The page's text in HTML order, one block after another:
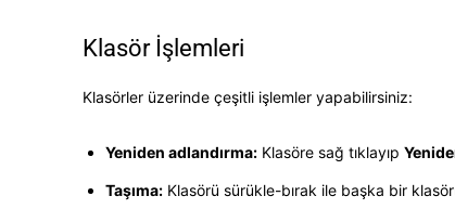
Klasör İşlemleri
Klasörler üzerinde çeşitli işlemler yapabilirsiniz:
Yeniden adlandırma: Klasöre sağ tıklayıp
Taşıma: Klasörü sürükle-bırak ile başka bir